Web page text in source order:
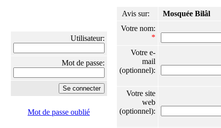
Utilisateur:
Mot de passe:
Mot de passe oublié
Avis sur:
Mosquée Bilâl
Votre nom:
*
Votre e-
mail
(optionnel):
Votre site
web
(optionnel):